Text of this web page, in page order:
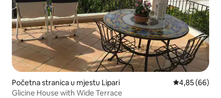
Početna stranica u mjestu Lipari prosječna
4,85 (66)
Glicine House with Wide Terrace